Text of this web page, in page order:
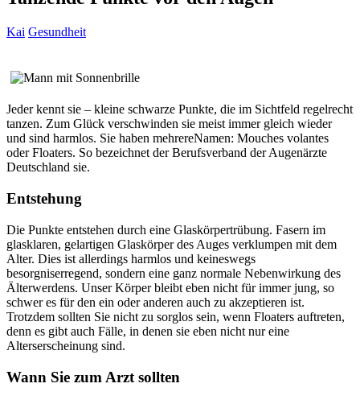
Kai Gesundheit
Jeder kennt sie – kleine schwarze Punkte, die im Sichtfeld regelrecht
tanzen. Zum Glück verschwinden sie meist immer gleich wieder
und sind harmlos. Sie haben mehrereNamen: Mouches volantes
oder Floaters. So bezeichnet der Berufsverband der Augenärzte
Deutschland sie.
Entstehung
Die Punkte entstehen durch eine Glaskörpertrübung. Fasern im
glasklaren, gelartigen Glaskörper des Auges verklumpen mit dem
Alter. Dies ist allerdings harmlos und keineswegs
besorgniserregend, sondern eine ganz normale Nebenwirkung des
Älterwerdens. Unser Körper bleibt eben nicht für immer jung, so
schwer es für den ein oder anderen auch zu akzeptieren ist.
Trotzdem sollten Sie nicht zu sorglos sein, wenn Floaters auftreten,
denn es gibt auch Fälle, in denen sie eben nicht nur eine
Alterserscheinung sind.
Wann Sie zum Arzt sollten